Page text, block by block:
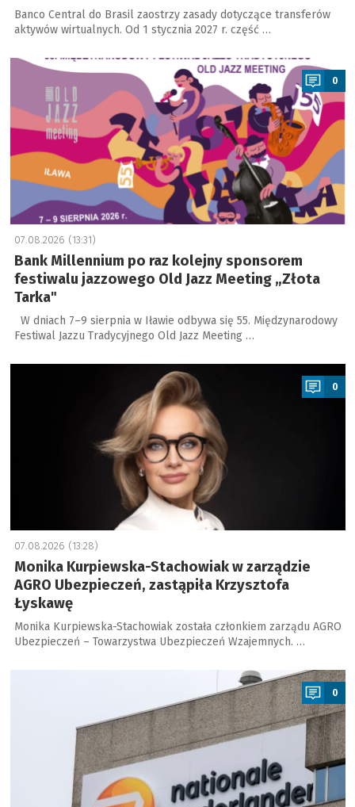
Banco Central do Brasil zaostrzy zasady dotyczące transferów
aktywów wirtualnych. Od 1 stycznia 2027 r. część …
a
0
07.08.2026 (13:31)
Bank Millennium po raz kolejny sponsorem
festiwalu jazzowego Old Jazz Meeting „Złota
Tarka"
W dniach 7–9 sierpnia w Iławie odbywa się 55. Międzynarodowy
Festiwal Jazzu Tradycyjnego Old Jazz Meeting …
a
0
07.08.2026 (13:28)
Monika Kurpiewska-Stachowiak w zarządzie
AGRO Ubezpieczeń, zastąpiła Krzysztofa
Łyskawę
Monika Kurpiewska-Stachowiak została członkiem zarządu AGRO
Ubezpieczeń – Towarzystwa Ubezpieczeń Wzajemnych. …
0